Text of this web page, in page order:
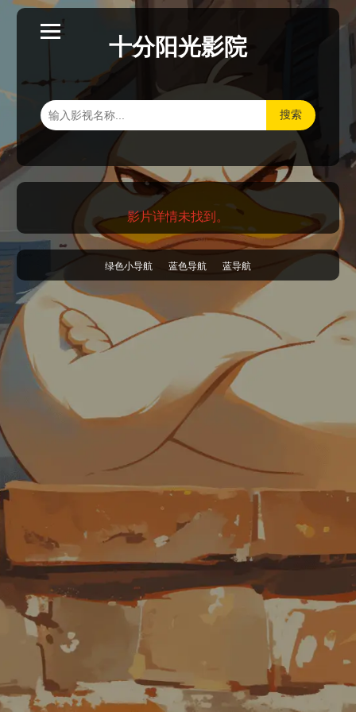
十分阳光影院
搜索
影片详情未找到。
绿色小导航 蓝色导航 蓝导航